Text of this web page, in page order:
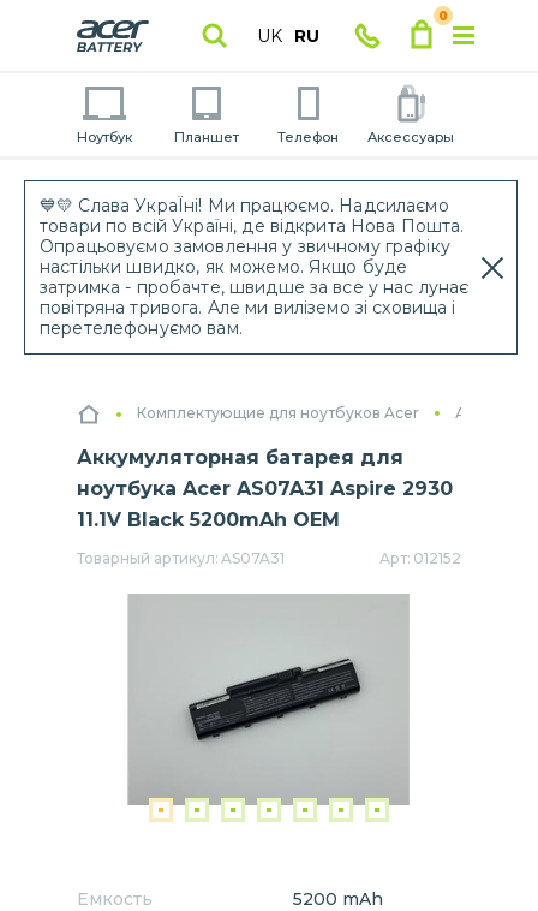
💙💛 Слава УкраЇні! Ми працюємо. Надсилаємо
товари по всій Україні, де відкрита Нова Пошта.
Опрацьовуємо замовлення у звичному графіку
настільки швидко, як можемо. Якщо буде
затримка - пробачте, швидше за все у нас лунає
повітряна тривога. Але ми виліземо зі сховища і
перетелефонуємо вам.
UK RU
0
Ноутбук Планшет Телефон Аксессуары
Комплектующие для ноутбуков Acer
Аккумуляторная батарея для
ноутбука Acer AS07A31 Aspire 2930
11.1V Black 5200mAh OEM
Товарный артикул: AS07A31 Арт: 012152
Емкость
5200 mAh